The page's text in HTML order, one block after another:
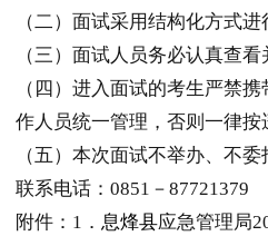
（二）面试采用结构化方式
（三）面试人员务必认真查
（四）进入面试的考生严禁
作人员统一管理，否则一律按
（五）本次面试不举办、不
联系电话：0851－87721379
附件：1． 息烽县应急管理局